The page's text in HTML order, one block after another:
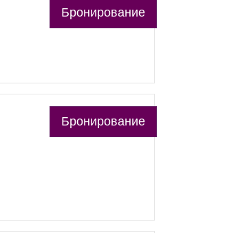
Бронирование
Бронирование